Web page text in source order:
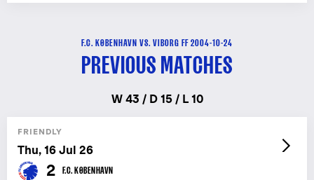
F.C. KØBENHAVN VS. VIBORG FF 2004-10-24
PREVIOUS MATCHES
W 43 / D 15 / L 10
FRIENDLY
Thu, 16 Jul 26
2 F.C. KØBENHAVN